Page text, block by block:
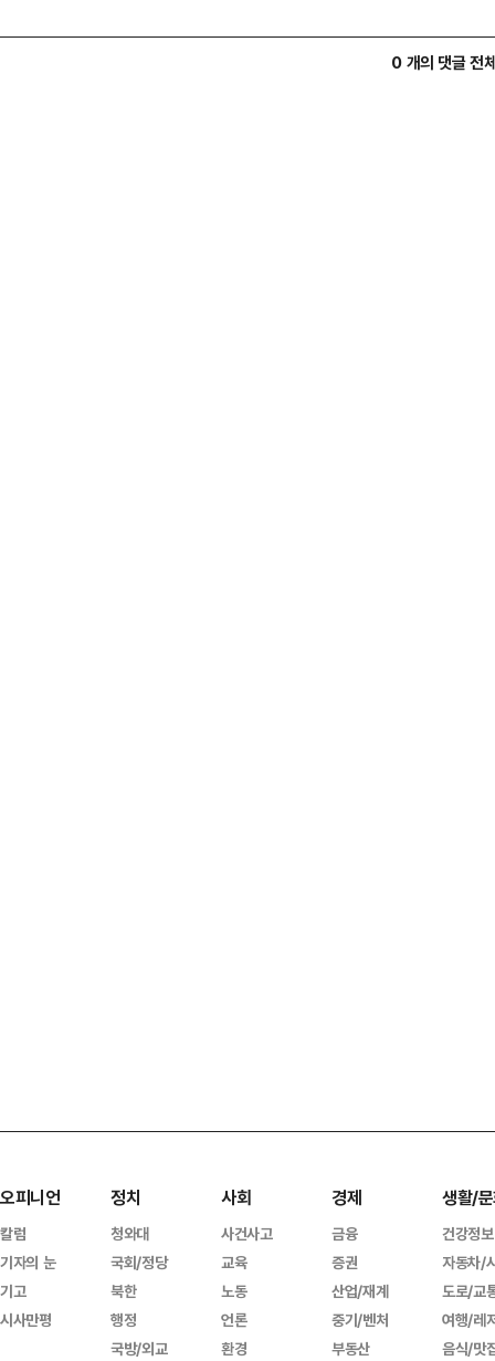
0 개의 댓글 전
오피니언
칼럼
기자의 눈
기고
시사만평
정치
청와대
국회/정당
북한
행정
국방/외교
사회
사건사고
교육
노동
언론
환경
경제
금융
증권
산업/재계
중기/벤처
부동산
생활/
건강정보
자동차/
도로/교
여행/레
음식/맛